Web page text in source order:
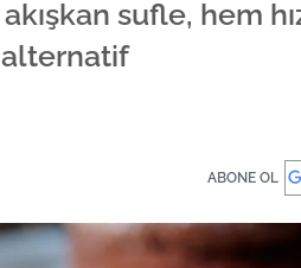
sufle, hem
ABONE OL